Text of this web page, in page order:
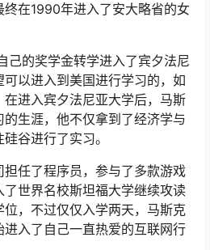
在1990年进入了安大略省的女
己的奖学金转学进入了宾夕法尼
以进入到美国进行学习的，如
进入宾夕法尼亚大学后，马斯
生涯，他不仅拿到了经济学与
谷进行了实习。
任了程序员，参与了多款游戏
世界名校斯坦福大学继续攻读
，不过仅仅入学两天，马斯克
入了自己一直热爱的互联网行